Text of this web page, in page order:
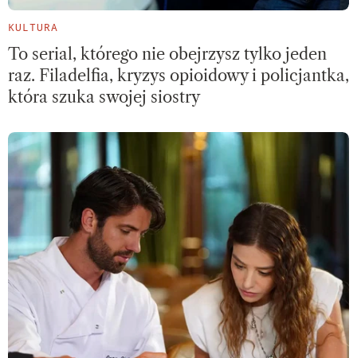
KULTURA
To serial, którego nie obejrzysz tylko jeden
raz. Filadelfia, kryzys opioidowy i policjantka,
która szuka swojej siostry